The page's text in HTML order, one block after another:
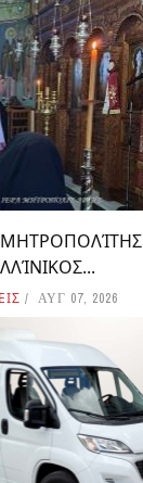
ΜΗΤΡΟΠΟΛΊΤΗΣ
ΑΥΓ 07, 2026